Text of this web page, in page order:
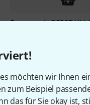
möchten wir Ihnen
zum Beispiel
das für Sie okay ist,
BergeraultGS32DKH
6.498 €